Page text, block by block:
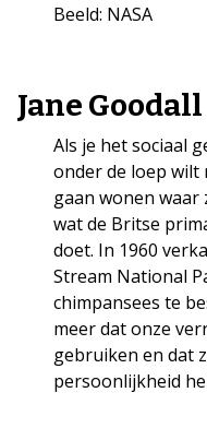
Beeld: NASA
Jane Goodall
Als je het sociaal
onder de loep wilt
gaan wonen waar
wat de Britse
doet. In 1960
Stream National
chimpansees te
meer dat onze
gebruiken en dat
persoonlijkheid